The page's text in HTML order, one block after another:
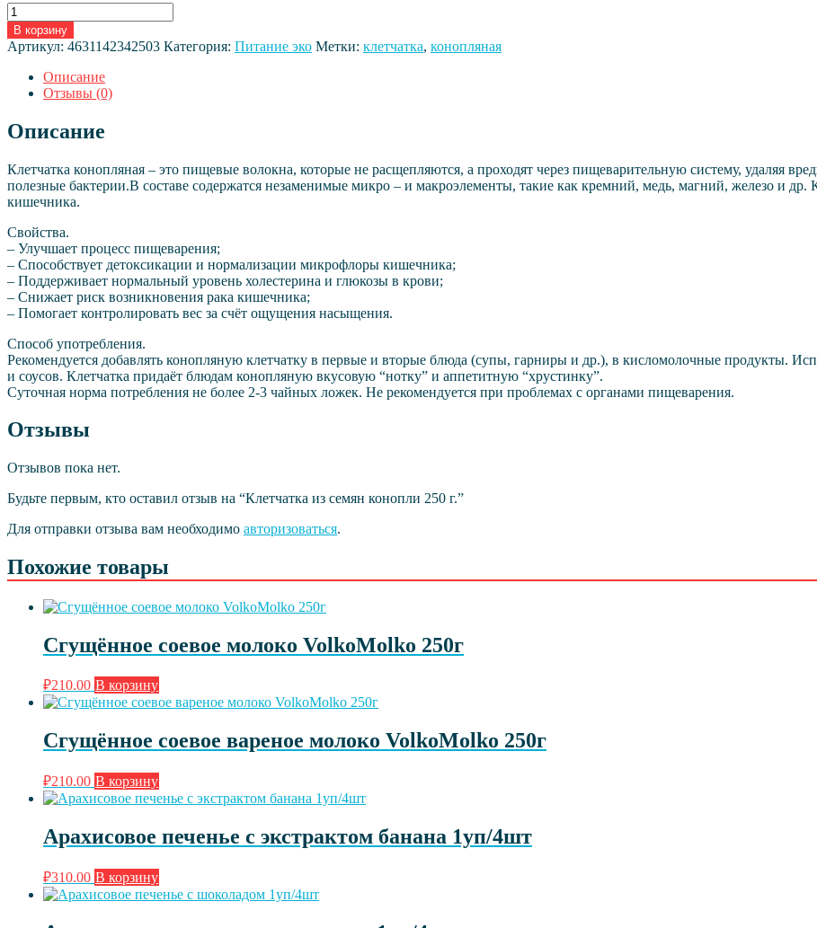
Количество
товара
Клетчатка
из
семян
конопли
г.
В корзину
Артикул: 4631142342503 Категория: Питание эко Метки: клетчатка, конопляная
Описание
Отзывы (0)
Описание
Клетчатка конопляная – это пищевые волокна, которые не расщепляются, а проходят через пищеварительную систему, удаляя
полезные бактерии.В составе содержатся незаменимые микро – и макроэлементы, такие как кремний, медь, магний, железо и др.
кишечника.
Свойства.
– Улучшает процесс пищеварения;
– Способствует детоксикации и нормализации микрофлоры кишечника;
– Поддерживает нормальный уровень холестерина и глюкозы в крови;
– Снижает риск возникновения рака кишечника;
– Помогает контролировать вес за счёт ощущения насыщения.
Способ употребления.
Рекомендуется добавлять конопляную клетчатку в первые и вторые блюда (супы, гарниры и др.), в кисломолочные продукты.
и соусов. Клетчатка придаёт блюдам конопляную вкусовую “нотку” и аппетитную “хрустинку”.
Суточная норма потребления не более 2-3 чайных ложек. Не рекомендуется при проблемах с органами пищеварения.
Отзывы
Отзывов пока нет.
Будьте первым, кто оставил отзыв на “Клетчатка из семян конопли 250 г.”
Для отправки отзыва вам необходимо авторизоваться.
Похожие товары
Сгущённое соевое молоко VolkoMolko 250г
₽210.00 В корзину
Сгущённое соевое вареное молоко VolkoMolko 250г
₽210.00 В корзину
Арахисовое печенье с экстрактом банана 1уп/4шт
₽310.00 В корзину